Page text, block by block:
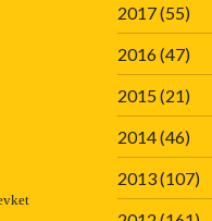
2017(55)
2016(47)
2015(21)
2014(46)
2013(107)